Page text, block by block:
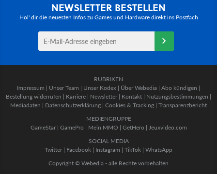
NEWSLETTER BESTELLEN
Hol' dir die neuesten Infos zu Games und Hardware direkt ins Postfach
RUBRIKEN
Impressum | Unser Team | Unser Kodex | Über Webedia | Abo kündigen |
Bestellung widerrufen | Karriere | Newsletter | Kontakt | Nutzungsbestimmungen |
Mediadaten | Datenschutzerklärung | Cookies & Tracking | Transparenzbericht
MEDIENGRUPPE
GameStar| GamePro | Mein MMO | GetHero | Jeuxvideo.com
SOCIAL MEDIA
Twitter | Facebook | Instagram | TikTok | WhatsApp
Copyright © Webedia - alle Rechte vorbehalten